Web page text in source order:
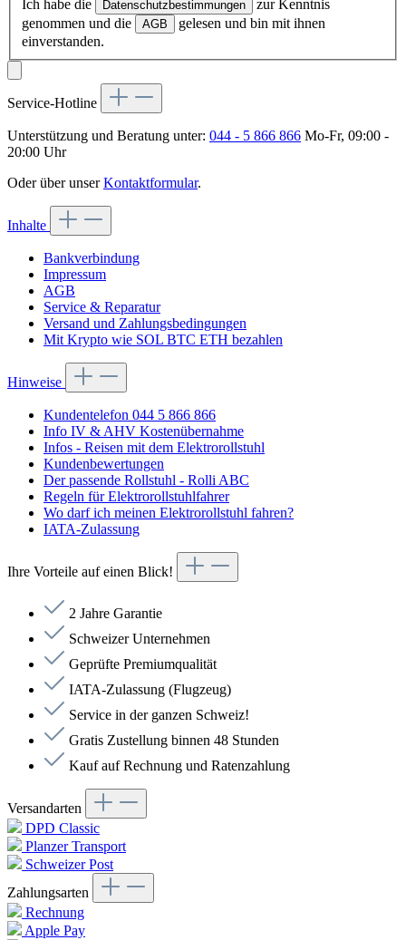
Ich habe die Datenschutzbestimmungen
zur Kenntnis
genommen und die
AGB
gelesen und bin mit ihnen
einverstanden.
Service-Hotline
Unterstützung und Beratung unter: 044 - 5 866 866 Mo-Fr, 09:00 -
20:00 Uhr
Oder über unserKontaktformular.
Inhalte
Bankverbindung
Impressum
AGB
Service & Reparatur
Versand und Zahlungsbedingungen
Mit Krypto wie SOL BTC ETH bezahlen
Hinweise
Kundentelefon 044 5 866 866
Info IV & AHV Kostenübernahme
Infos - Reisen mit dem Elektrorollstuhl
Kundenbewertungen
Der passende Rollstuhl - Rolli ABC
Regeln für Elektrorollstuhlfahrer
Wo darf ich meinen Elektrorollstuhl fahren?
IATA-Zulassung
Ihre Vorteile auf einen Blick!
2 Jahre Garantie
Schweizer Unternehmen
Geprüfte Premiumqualität
IATA-Zulassung (Flugzeug)
Service in der ganzen Schweiz!
Gratis Zustellung binnen 48 Stunden
Kauf auf Rechnung und Ratenzahlung
Versandarten
DPD Classic
Planzer Transport
Schweizer Post
Zahlungsarten
Rechnung
Apple Pay